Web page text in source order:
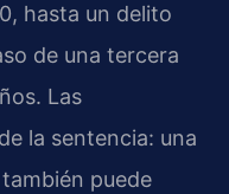
hasta un delito
de una tercera
Las
la sentencia: una
puede